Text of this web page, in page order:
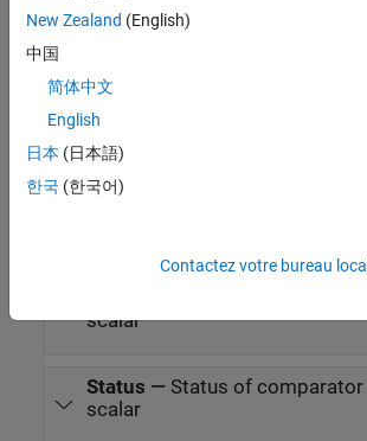
Input
expand all
Enable
scalar
Output
scalar
Status — Status of comparator
scalar
New Zealand (English)
中国
简体中文
English
日本 (日本語)
한국 (한국어)
Contactez votre bureau local